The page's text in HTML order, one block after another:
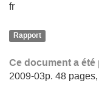
fr
Rapport
Ce document a
2009-03p. 48